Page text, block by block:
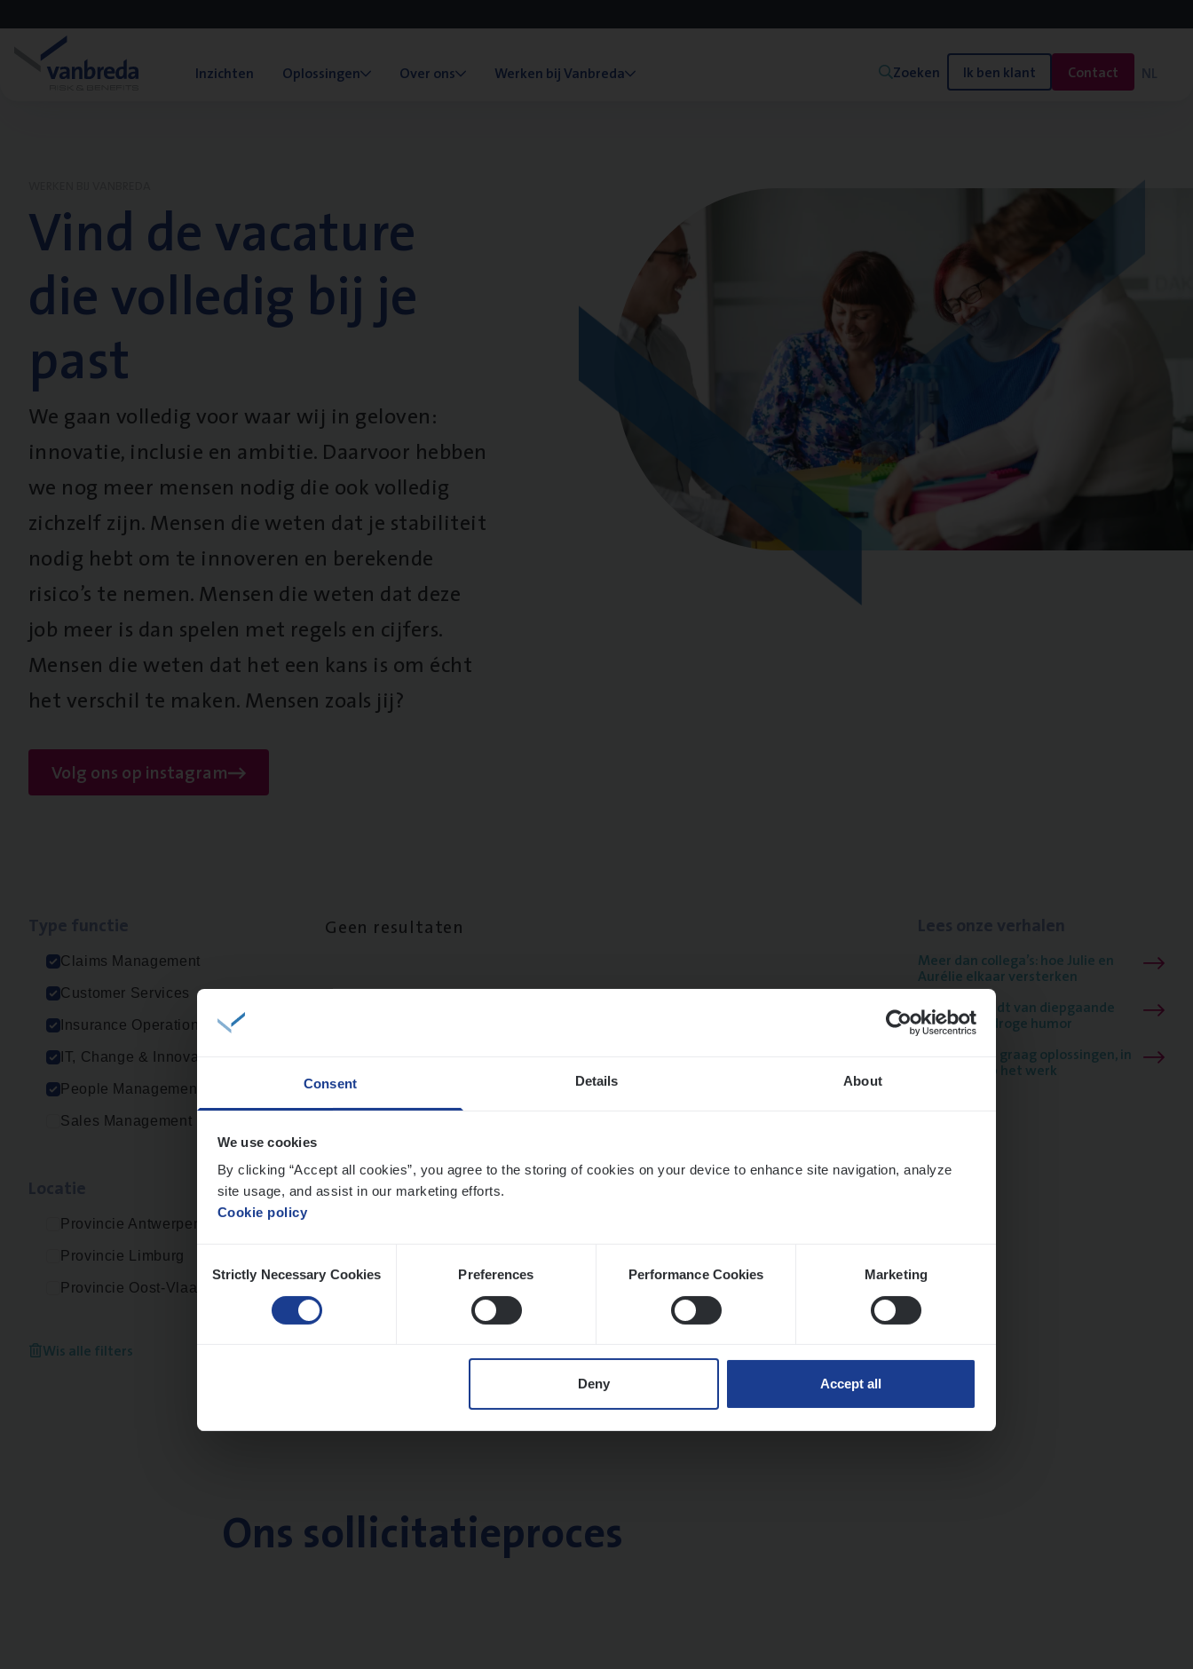
Consent Details About
We use cookies
By clicking “Accept all cookies”, you agree to the storing of cookies on your device to enhance site navigation, analyze
site usage, and assist in our marketing efforts.
Cookie policy
Selection
Strictly Necessary Cookies Preferences Performance Cookies Marketing
Deny Accept all
Inzichten Oplossingen Over ons Werken bij Vanbreda Zoeken Ik ben klant Contact NL
Vind de vacature
die volledig bij je
past
We gaan volledig voor waar wij in geloven:
innovatie, inclusie en ambitie. Daarvoor hebben
we nog meer mensen nodig die ook volledig
zichzelf zijn. Mensen die weten dat je stabiliteit
nodig hebt om te innoveren en berekende
risico’s te nemen. Mensen die weten dat deze
job meer is dan spelen met regels en cijfers.
Mensen die weten dat het een kans is om écht
het verschil te maken. Mensen zoals jij?
Volg ons op instagram
Claims Management
Customer Services
Insurance Operations
IT, Change & Innovation
People Management
Sales Management
Provincie Antwerpen
Provincie Limburg
Provincie Oost-Vlaanderen
Wis alle filters
Geen resultaten
Meer dan collega’s: hoe Julie en
Aurélie elkaar versterken
Mathias houdt van diepgaande
dossiers én droge humor
Thalia zoekt graag oplossingen, in
games én op het werk
Ons sollicitatieproces